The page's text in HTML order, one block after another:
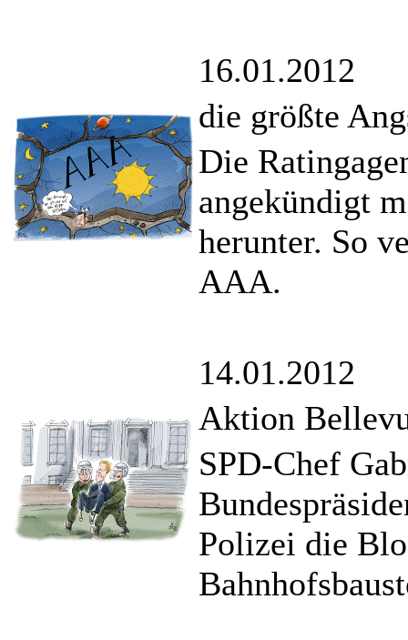
16.01.2012
die größte
Die
angekündigt
herunter. So
AAA.
14.01.2012
Aktion
SPD-Chef
Polizei die